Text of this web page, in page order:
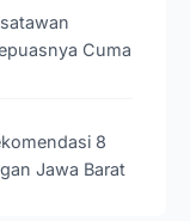
Cuma
8
Jawa Barat